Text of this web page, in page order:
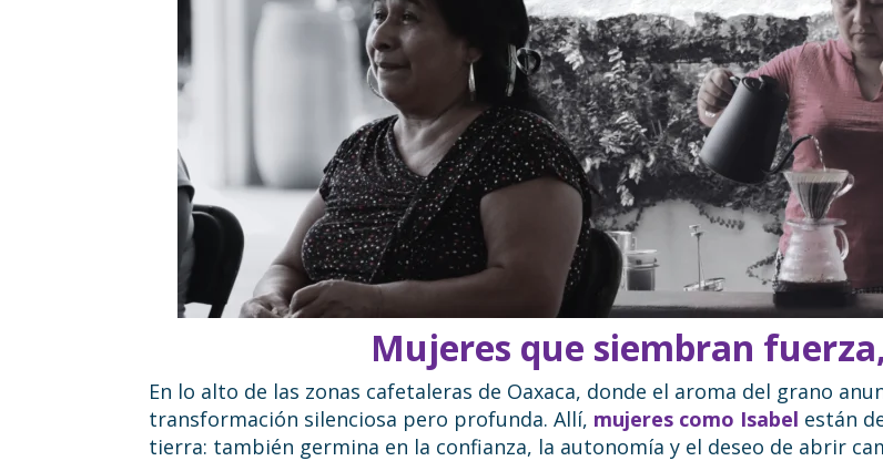
Mujeres que siembran
En lo alto de las zonas cafetaleras de Oaxaca, donde el aroma del grano
transformación silenciosa pero profunda. Allí, mujeres como Isabel están
tierra: también germina en la confianza, la autonomía y el deseo de abrir